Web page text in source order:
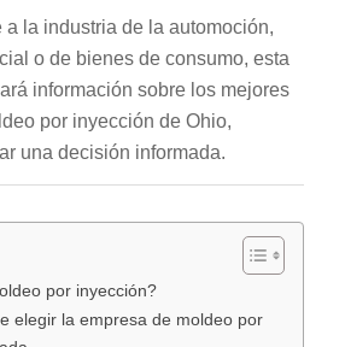
a la industria de la automoción,
o de bienes de consumo, esta
información sobre los mejores
por inyección de Ohio,
una decisión informada.
por inyección?
elegir la empresa de moldeo por